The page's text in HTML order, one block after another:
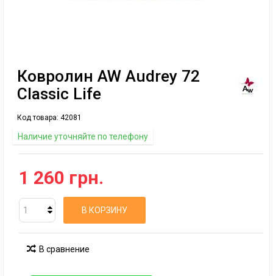
Ковролин AW Audrey 72
Classic Life
Код товара: 42081
Наличие уточняйте по телефону
1 260 грн.
В КОРЗИНУ
В сравнение